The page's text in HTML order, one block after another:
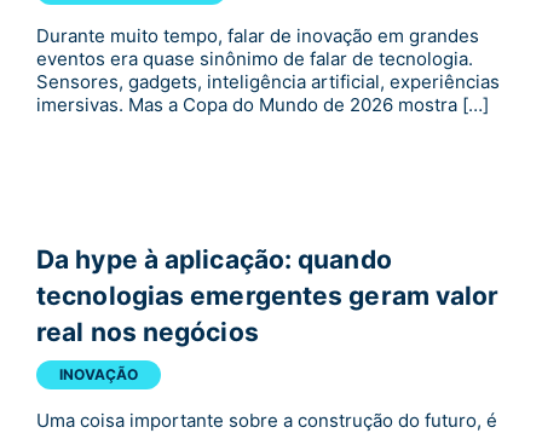
Durante muito tempo, falar de inovação em grandes
eventos era quase sinônimo de falar de tecnologia.
Sensores, gadgets, inteligência artificial, experiências
imersivas. Mas a Copa do Mundo de 2026 mostra […]
Da hype à aplicação: quando
tecnologias emergentes geram valor
real nos negócios
INOVAÇÃO
Uma coisa importante sobre a construção do futuro, é